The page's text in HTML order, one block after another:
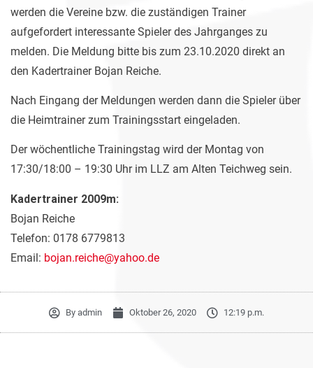
werden die Vereine bzw. die zuständigen Trainer
aufgefordert interessante Spieler des Jahrganges zu
melden. Die Meldung bitte bis zum 23.10.2020 direkt an
den Kadertrainer Bojan Reiche.
Nach Eingang der Meldungen werden dann die Spieler über
die Heimtrainer zum Trainingsstart eingeladen.
Der wöchentliche Trainingstag wird der Montag von
17:30/18:00 – 19:30 Uhr im LLZ am Alten Teichweg sein.
Kadertrainer 2009m:
Bojan Reiche
Telefon: 0178 6779813
Email: bojan.reiche@yahoo.de
By admin Oktober 26, 2020 12:19 p.m.